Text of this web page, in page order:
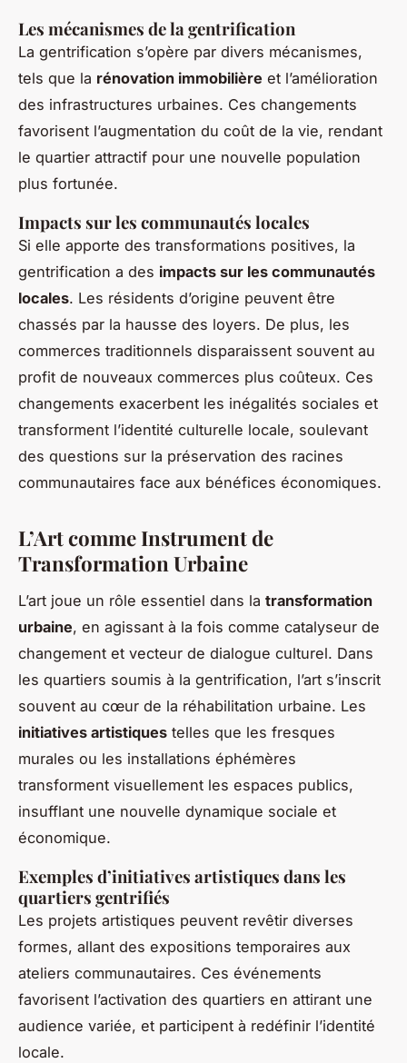
Les mécanismes de la gentrification
La gentrification s’opère par divers mécanismes,
tels que la rénovation immobilière et l’amélioration
des infrastructures urbaines. Ces changements
favorisent l’augmentation du coût de la vie, rendant
le quartier attractif pour une nouvelle population
plus fortunée.
Impacts sur les communautés locales
Si elle apporte des transformations positives, la
gentrification a des impacts sur les communautés
locales. Les résidents d’origine peuvent être
chassés par la hausse des loyers. De plus, les
commerces traditionnels disparaissent souvent au
profit de nouveaux commerces plus coûteux. Ces
changements exacerbent les inégalités sociales et
transforment l’identité culturelle locale, soulevant
des questions sur la préservation des racines
communautaires face aux bénéfices économiques.
L’Art comme Instrument de
Transformation Urbaine
L’art joue un rôle essentiel dans la transformation
urbaine, en agissant à la fois comme catalyseur de
changement et vecteur de dialogue culturel. Dans
les quartiers soumis à la gentrification, l’art s’inscrit
souvent au cœur de la réhabilitation urbaine. Les
initiatives artistiques telles que les fresques
murales ou les installations éphémères
transforment visuellement les espaces publics,
insufflant une nouvelle dynamique sociale et
économique.
Exemples d’initiatives artistiques dans les
quartiers gentrifiés
Les projets artistiques peuvent revêtir diverses
formes, allant des expositions temporaires aux
ateliers communautaires. Ces événements
favorisent l’activation des quartiers en attirant une
audience variée, et participent à redéfinir l’identité
locale.